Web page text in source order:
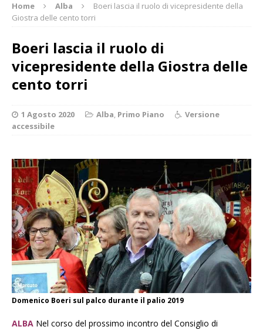
Home Alba
Boeri lascia il ruolo di vicepresidente della
Giostra delle cento torri
Boeri lascia il ruolo di
vicepresidente della Giostra delle
cento torri
1 Agosto 2020 Alba, Primo Piano
Versione
accessibile
Domenico Boeri sul palco durante il palio 2019
ALBA Nel corso del prossimo incontro del Consiglio di